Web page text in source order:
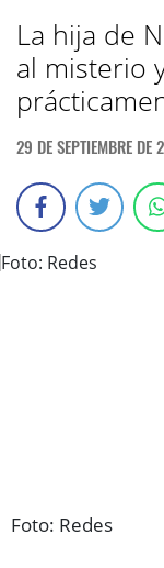
La hija de
al misterio
29 DE SEPTIEMBRE
Foto: Redes